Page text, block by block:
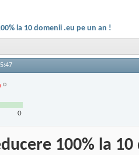
la 10 domenii .eu pe un an !
0
100% la